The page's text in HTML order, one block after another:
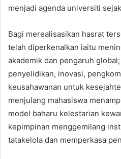
menjadi agenda universiti
Bagi merealisasikan hasrat
telah diperkenalkan iaitu
akademik dan pengaruh
penyelidikan, inovasi,
keusahawanan untuk
menjulang mahasiswa
model baharu kelestarian
kepimpinan menggemilang
tatakelola dan memperkasa